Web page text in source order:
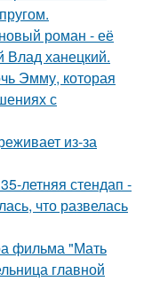
роман - её
Влад ханецкий.
Эмму, которая
с
из-за
летняя стендап -
что развелась
фильма "Мать
главной